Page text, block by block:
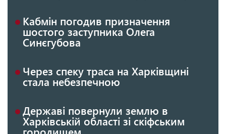
Кабмін погодив призначення
шостого заступника Олега
Синєгубова
Через спеку траса на Харківщині
стала небезпечною
Державі повернули землю в
Харківській області зі скіфським